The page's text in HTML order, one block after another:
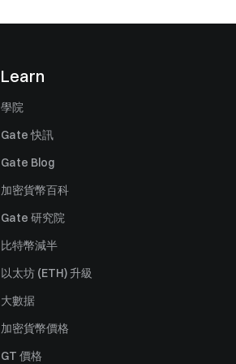
Learn
學院
Gate 快訊
Gate Blog
加密貨幣百科
Gate 研究院
比特幣減半
以太坊 (ETH) 升級
大數据
加密貨幣價格
GT 價格